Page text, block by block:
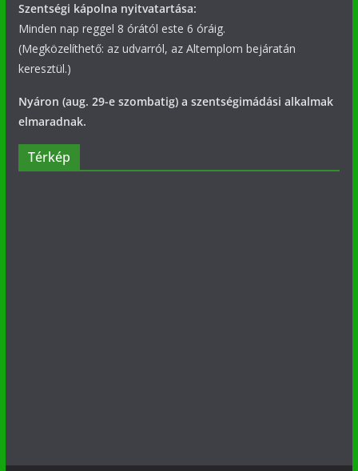
Szentségi kápolna nyitvatartása:
Minden nap reggel 8 órától este 6 óráig.
(Megközelíthető: az udvarról, az Altemplom bejáratán
keresztül.)
Nyáron (aug. 29-e szombatig) a szentségimádási alkalmak
elmaradnak.
Térkép